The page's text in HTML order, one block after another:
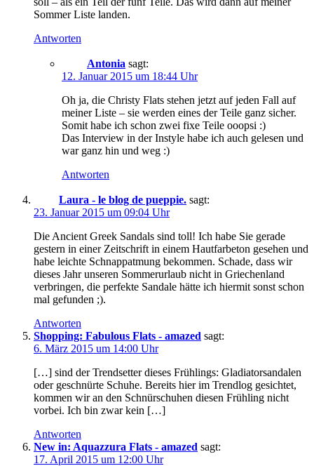
Sommer Liste landen.
Antworten
Antonia sagt:
12. Januar 2015 um 18:44 Uhr
Oh ja, die Christy Flats stehen jetzt auf jeden Fall auf
meiner Liste – sie werden eines der Teile ganz sicher.
Somit habe ich schon zwei fixe Teile ooopsi :)
Das Interview in der Instyle habe ich auch gelesen und
war ganz hin und weg :)
Antworten
Laura - le blog de pueppie. sagt:
23. Januar 2015 um 09:04 Uhr
Die Ancient Greek Sandals sind toll! Ich habe Sie gerade
gestern in einer Zeitschrift in einem Hautfarbeton gesehen und
habe leichte Schnappatmung bekommen. Schade, dass wir
dieses Jahr unseren Sommerurlaub nicht in Griechenland
verbringen, die perfekte Sandale hätte ich hiermit sonst schon
mal gefunden ;).
Antworten
Shopping: Fabulous Flats - amazed sagt:
6. März 2015 um 14:00 Uhr
[…] sind der Trendsetter dieses Frühlings: Gladiatorsandalen
oder geschnürte Schuhe. Bereits hier im Trendlog gesichtet,
kommen wir an den Schnürschuhen diesen Frühling nicht
vorbei. Ich bin zwar kein […]
Antworten
New in: Aquazzura Flats - amazed sagt:
17. April 2015 um 12:00 Uhr